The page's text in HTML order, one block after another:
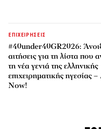
ΕΠΙΧΕΙΡΗΣΕΙΣ
#40under40GR2026:
αιτήσεις για τη λίστα που
τη νέα γενιά της ελληνικής
επιχειρηματικής ηγεσίας
Now!